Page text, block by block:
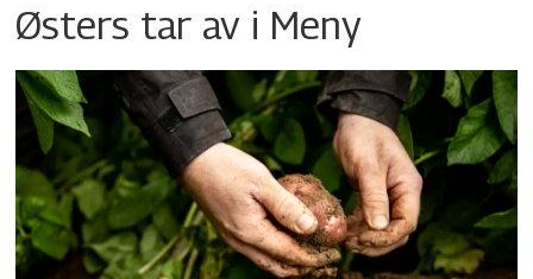
Østers tar av i Meny